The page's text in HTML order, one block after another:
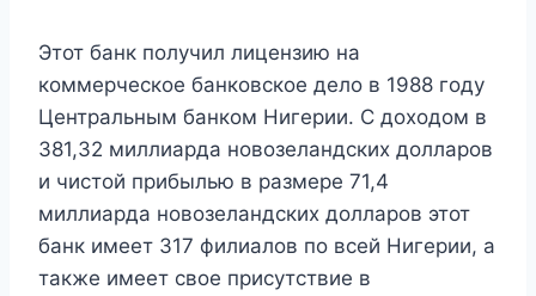
Этот банк получил лицензию на
коммерческое банковское дело в 1988 году
Центральным банком Нигерии. С доходом в
381,32 миллиарда новозеландских долларов
и чистой прибылью в размере 71,4
миллиарда новозеландских долларов этот
банк имеет 317 филиалов по всей Нигерии, а
также имеет свое присутствие в